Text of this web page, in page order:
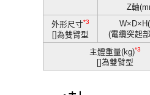
Z軸
外形尺寸*3
[]為雙臂型
(電纜突起
主體重量(kg)*3
[]為雙臂型